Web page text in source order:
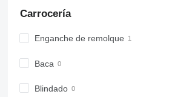
Carrocería
Enganche de remolque
Baca
Blindado